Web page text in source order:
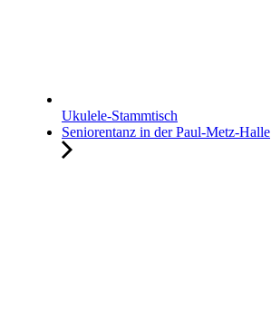
Ukulele-Stammtisch
Seniorentanz in der Paul-Metz-Halle